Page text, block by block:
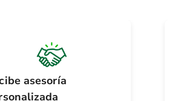
asesoría